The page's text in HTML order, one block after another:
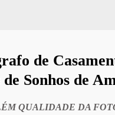
de
de Sonhos de
QUALIDADE DA